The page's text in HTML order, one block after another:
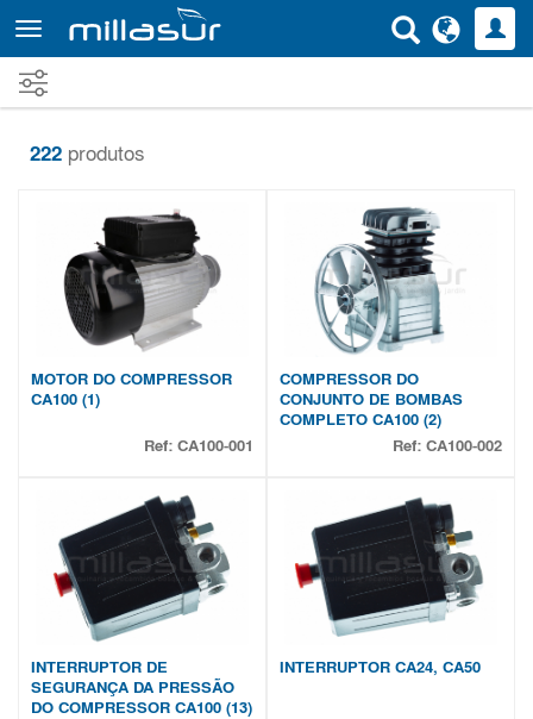
para
o
conteúdo
principal
222 produtos
MOTOR DO COMPRESSOR
CA100 (1)
Ref: CA100-001
COMPRESSOR DO
CONJUNTO DE BOMBAS
COMPLETO CA100 (2)
Ref: CA100-002
INTERRUPTOR DE
SEGURANÇA DA PRESSÃO
DO COMPRESSOR CA100 (13)
INTERRUPTOR CA24, CA50